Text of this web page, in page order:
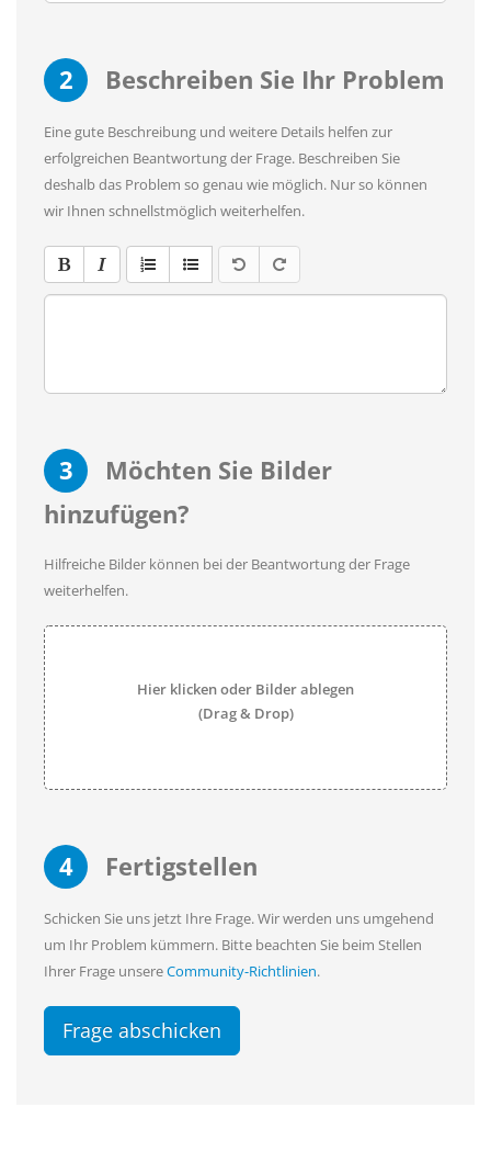
2 Beschreiben Sie Ihr Problem
Eine gute Beschreibung und weitere Details helfen zur
erfolgreichen Beantwortung der Frage. Beschreiben Sie
deshalb das Problem so genau wie möglich. Nur so können
wir Ihnen schnellstmöglich weiterhelfen.
3
Möchten Sie Bilder
hinzufügen?
Hilfreiche Bilder können bei der Beantwortung der Frage
weiterhelfen.
Hier klicken oder Bilder ablegen
(Drag & Drop)
4 Fertigstellen
Schicken Sie uns jetzt Ihre Frage. Wir werden uns umgehend
um Ihr Problem kümmern. Bitte beachten Sie beim Stellen
Ihrer Frage unsereCommunity-Richtlinien.
Frage abschicken